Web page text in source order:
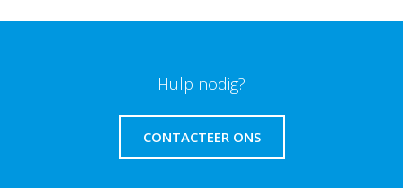
Hulp nodig?
CONTACTEER ONS